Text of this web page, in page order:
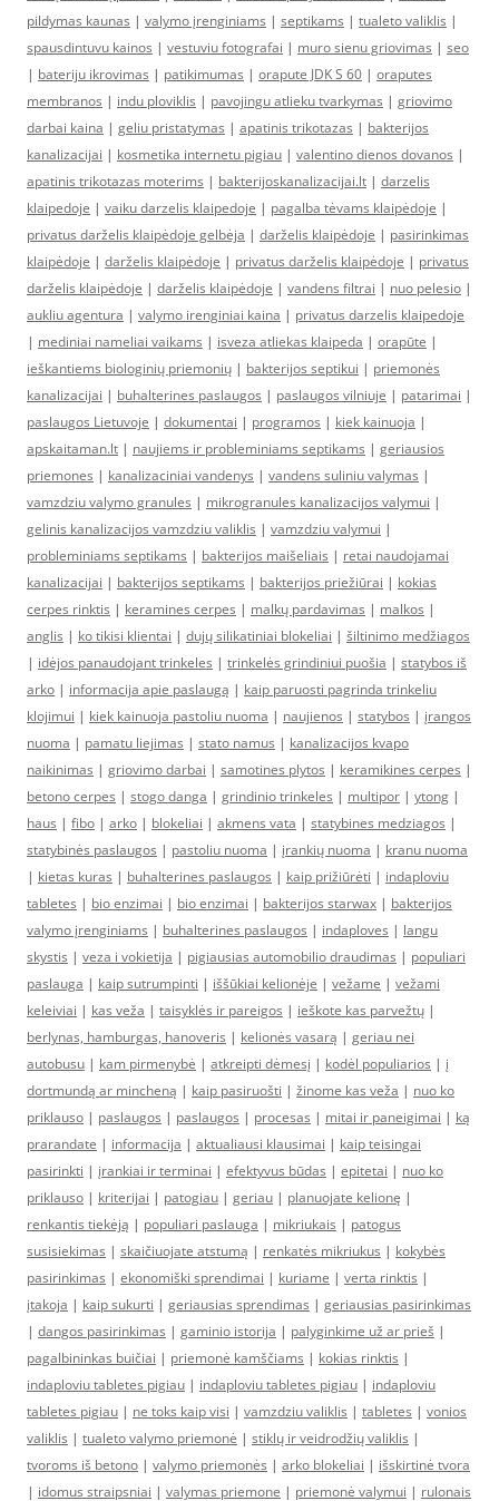
pildymas kaunas | valymo įrenginiams | septikams | tualeto valiklis |
spausdintuvu kainos | vestuviu fotografai | muro sienu griovimas | seo
| bateriju ikrovimas | patikimumas | orapute JDK S 60 | oraputes
membranos | indu ploviklis | pavojingu atlieku tvarkymas | griovimo
darbai kaina | geliu pristatymas | apatinis trikotazas | bakterijos
kanalizacijai | kosmetika internetu pigiau | valentino dienos dovanos |
apatinis trikotazas moterims | bakterijoskanalizacijai.lt | darzelis
klaipedoje | vaiku darzelis klaipedoje | pagalba tėvams klaipėdoje |
privatus darželis klaipėdoje gelbėja | darželis klaipėdoje | pasirinkimas
klaipėdoje | darželis klaipėdoje | privatus darželis klaipėdoje | privatus
darželis klaipėdoje | darželis klaipėdoje | vandens filtrai | nuo pelesio |
aukliu agentura | valymo irenginiai kaina | privatus darzelis klaipedoje
| mediniai nameliai vaikams | isveza atliekas klaipeda | orapūte |
ieškantiems biologinių priemonių | bakterijos septikui | priemonės
kanalizacijai | buhalterines paslaugos | paslaugos vilniuje | patarimai |
paslaugos Lietuvoje | dokumentai | programos | kiek kainuoja |
apskaitaman.lt | naujiems ir probleminiams septikams | geriausios
priemones | kanalizaciniai vandenys | vandens suliniu valymas |
vamzdziu valymo granules | mikrogranules kanalizacijos valymui |
gelinis kanalizacijos vamzdziu valiklis | vamzdziu valymui |
probleminiams septikams | bakterijos maišeliais | retai naudojamai
kanalizacijai | bakterijos septikams | bakterijos priežiūrai | kokias
cerpes rinktis | keramines cerpes | malkų pardavimas | malkos |
anglis | ko tikisi klientai | dujų silikatiniai blokeliai | šiltinimo medžiagos
| idėjos panaudojant trinkeles | trinkelės grindiniui puošia | statybos iš
arko | informacija apie paslaugą | kaip paruosti pagrinda trinkeliu
klojimui | kiek kainuoja pastoliu nuoma | naujienos | statybos | įrangos
nuoma | pamatu liejimas | stato namus | kanalizacijos kvapo
naikinimas | griovimo darbai | samotines plytos | keramikines cerpes |
betono cerpes | stogo danga | grindinio trinkeles | multipor | ytong |
haus | fibo | arko | blokeliai | akmens vata | statybines medziagos |
statybinės paslaugos | pastoliu nuoma | įrankių nuoma | kranu nuoma
| kietas kuras | buhalterines paslaugos | kaip prižiūrėti | indaploviu
tabletes | bio enzimai | bio enzimai | bakterijos starwax | bakterijos
valymo įrenginiams | buhalterines paslaugos | indaploves | langu
skystis | veza i vokietija | pigiausias automobilio draudimas | populiari
paslauga | kaip sutrumpinti | iššūkiai kelionėje | vežame | vežami
keleiviai | kas veža | taisyklės ir pareigos | ieškote kas parvežtų |
berlynas, hamburgas, hanoveris | kelionės vasarą | geriau nei
autobusu | kam pirmenybė | atkreipti dėmesį | kodėl populiarios | į
dortmundą ar mincheną | kaip pasiruošti | žinome kas veža | nuo ko
priklauso | paslaugos | paslaugos | procesas | mitai ir paneigimai | ką
prarandate | informacija | aktualiausi klausimai | kaip teisingai
pasirinkti | įrankiai ir terminai | efektyvus būdas | epitetai | nuo ko
priklauso | kriterijai | patogiau | geriau | planuojate kelionę |
renkantis tiekėją | populiari paslauga | mikriukais | patogus
susisiekimas | skaičiuojate atstumą | renkatės mikriukus | kokybės
pasirinkimas | ekonomiški sprendimai | kuriame | verta rinktis |
įtakoja | kaip sukurti | geriausias sprendimas | geriausias pasirinkimas
| dangos pasirinkimas | gaminio istorija | palyginkime už ar prieš |
pagalbininkas buičiai | priemonė kamščiams | kokias rinktis |
indaploviu tabletes pigiau | indaploviu tabletes pigiau | indaploviu
tabletes pigiau | ne toks kaip visi | vamzdziu valiklis | tabletes | vonios
valiklis | tualeto valymo priemonė | stiklų ir veidrodžių valiklis |
tvoroms iš betono | valymo priemonės | arko blokeliai | išskirtinė tvora
| idomus straipsniai | valymas priemone | priemonė valymui | rulonais